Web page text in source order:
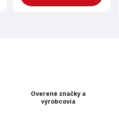
Overené značky a
výrobcovia